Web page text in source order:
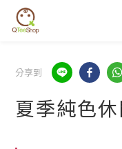
分享到
夏季純色